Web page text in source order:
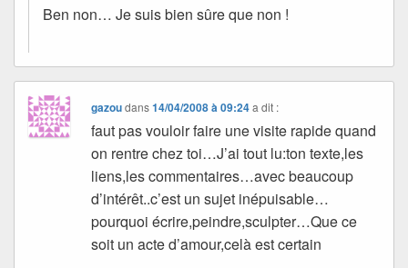
Ben non… Je suis bien sûre que non !
gazoudans14/04/2008 à 09:24 a dit :
faut pas vouloir faire une visite rapide quand
on rentre chez toi…J’ai tout lu:ton texte,les
liens,les commentaires…avec beaucoup
d’intérêt..c’est un sujet inépuisable…
pourquoi écrire,peindre,sculpter…Que ce
soit un acte d’amour,celà est certain